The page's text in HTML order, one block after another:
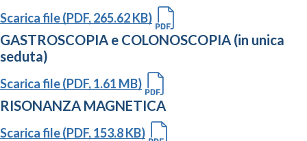
Scarica file (PDF, 265.62 KB)
GASTROSCOPIA e COLONOSCOPIA (in unica
seduta)
Scarica file (PDF, 1.61 MB)
RISONANZA MAGNETICA
Scarica file (PDF, 153.8 KB)